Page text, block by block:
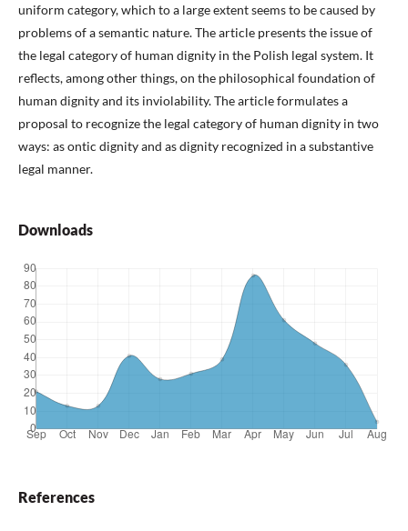
uniform category, which to a large extent seems to be caused by
problems of a semantic nature. The article presents the issue of
the legal category of human dignity in the Polish legal system. It
reflects, among other things, on the philosophical foundation of
human dignity and its inviolability. The article formulates a
proposal to recognize the legal category of human dignity in two
ways: as ontic dignity and as dignity recognized in a substantive
legal manner.
Downloads
References